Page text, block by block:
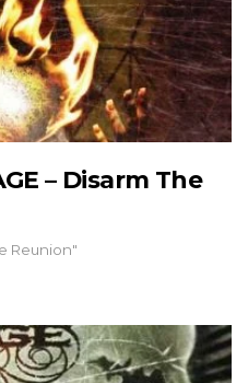
– Disarm The
Reunion"